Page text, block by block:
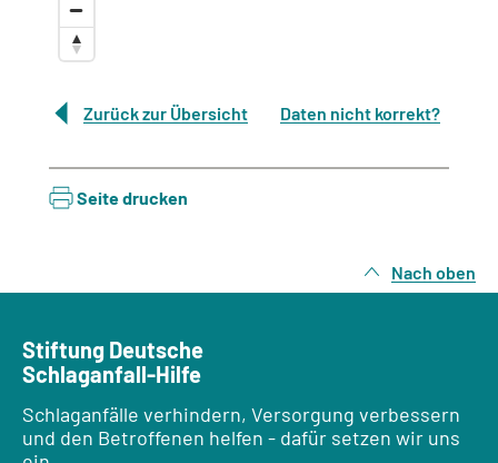
Zurück zur Übersicht Daten nicht korrekt?
Seite drucken
Nach oben
Stiftung Deutsche
Schlaganfall-Hilfe
Schlaganfälle verhindern, Versorgung verbessern
und den Betroffenen helfen - dafür setzen wir uns